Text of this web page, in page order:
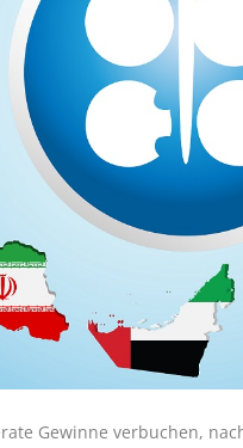
Gewinne verbuchen,